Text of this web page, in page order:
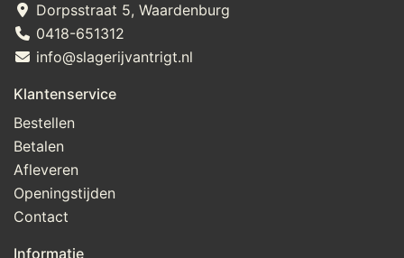
Dorpsstraat 5, Waardenburg
0418-651312
info@slagerijvantrigt.nl
Klantenservice
Bestellen
Betalen
Afleveren
Openingstijden
Contact
Informatie